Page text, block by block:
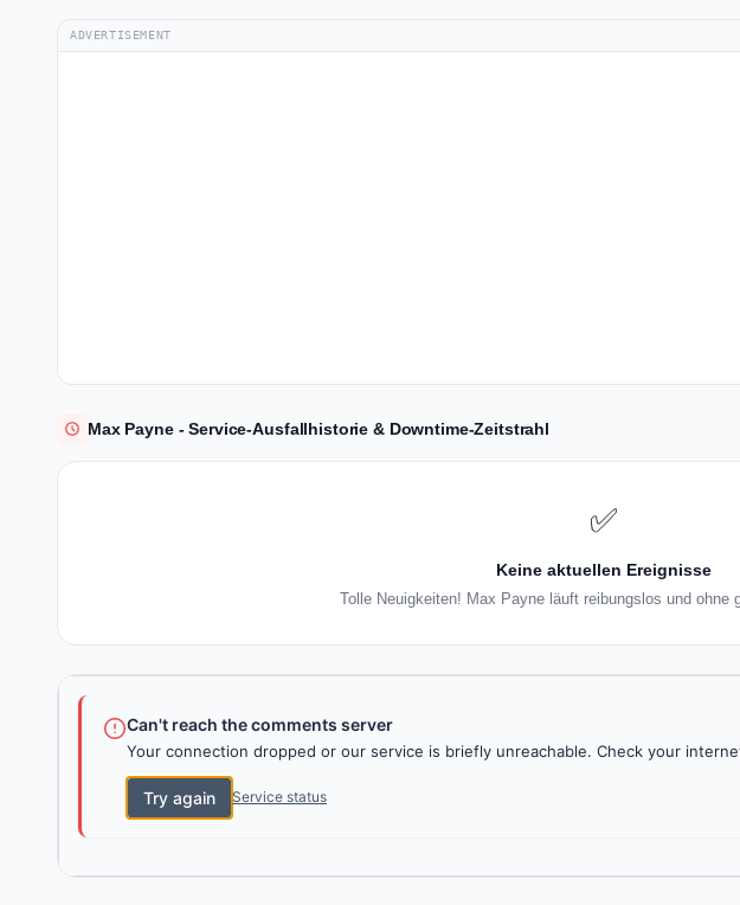
ADVERTISEMENT
Max Payne - Service-Ausfallhistorie & Downtime-Zeitstrahl
✅
Keine aktuellen Ereignisse
Tolle Neuigkeiten! Max Payne läuft reibungslos und ohne
Can't reach the comments server
Your connection dropped or our service is briefly unreachable. Check your
Try again Service status